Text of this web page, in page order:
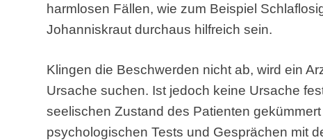
harmlosen Fällen, wie zum Beispiel
Johanniskraut durchaus hilfreich sein.
Klingen die Beschwerden nicht ab, wird ein
Ursache suchen. Ist jedoch keine Ursache
seelischen Zustand des Patienten
psychologischen Tests und Gesprächen mit